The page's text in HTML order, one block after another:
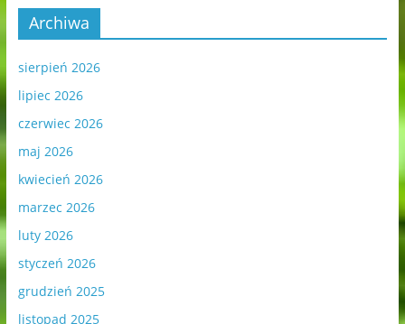
Archiwa
sierpień 2026
lipiec 2026
czerwiec 2026
maj 2026
kwiecień 2026
marzec 2026
luty 2026
styczeń 2026
grudzień 2025
listopad 2025